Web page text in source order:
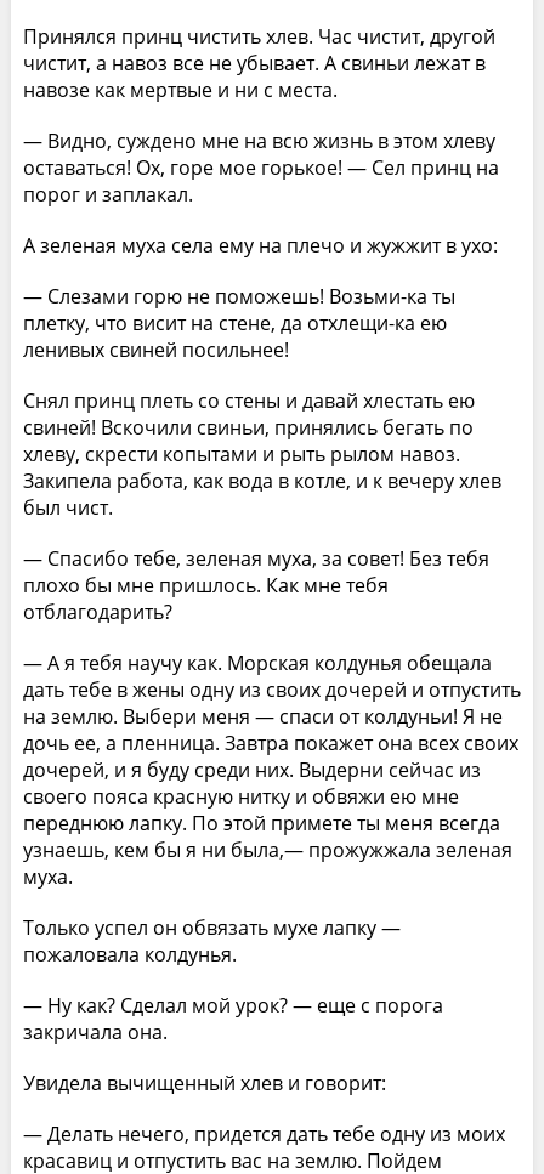
Принялся принц чистить хлев. Час чистит, другой
чистит, а навоз все не убывает. А свиньи лежат в
навозе как мертвые и ни с места.
— Видно, суждено мне на всю жизнь в этом хлеву
оставаться! Ох, горе мое горькое! — Сел принц на
порог и заплакал.
А зеленая муха села ему на плечо и жужжит в ухо:
— Слезами горю не поможешь! Возьми-ка ты
плетку, что висит на стене, да отхлещи-ка ею
ленивых свиней посильнее!
Снял принц плеть со стены и давай хлестать ею
свиней! Вскочили свиньи, принялись бегать по
хлеву, скрести копытами и рыть рылом навоз.
Закипела работа, как вода в котле, и к вечеру хлев
был чист.
— Спасибо тебе, зеленая муха, за совет! Без тебя
плохо бы мне пришлось. Как мне тебя
отблагодарить?
— А я тебя научу как. Морская колдунья обещала
дать тебе в жены одну из своих дочерей и отпустить
на землю. Выбери меня — спаси от колдуньи! Я не
дочь ее, а пленница. Завтра покажет она всех своих
дочерей, и я буду среди них. Выдерни сейчас из
своего пояса красную нитку и обвяжи ею мне
переднюю лапку. По этой примете ты меня всегда
узнаешь, кем бы я ни была,— прожужжала зеленая
муха.
Только успел он обвязать мухе лапку —
пожаловала колдунья.
— Ну как? Сделал мой урок? — еще с порога
закричала она.
Увидела вычищенный хлев и говорит:
— Делать нечего, придется дать тебе одну из моих
красавиц и отпустить вас на землю. Пойдем